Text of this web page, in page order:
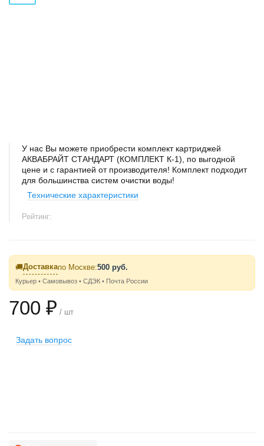
У нас Вы можете приобрести комплект картриджей
АКВАБРАЙТ СТАНДАРТ (КОМПЛЕКТ К-1), по выгодной
цене и с гарантией от производителя! Комплект подходит
для большинства систем очистки воды!
Технические характеристики
Рейтинг:
🚚Доставкапо Москве:500 руб.
Курьер • Самовывоз • СДЭК • Почта России
700 ₽ / шт
Задать вопрос